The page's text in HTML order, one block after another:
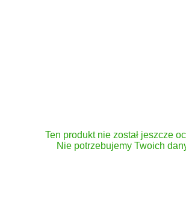
Ten produkt nie został jeszcze
Nie potrzebujemy Twoich